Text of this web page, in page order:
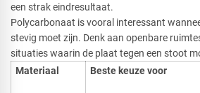
een strak eindresultaat.
Polycarbonaat is vooral interessant
stevig moet zijn. Denk aan openbare
situaties waarin de plaat tegen een stoot
Materiaal
Beste keuze voor